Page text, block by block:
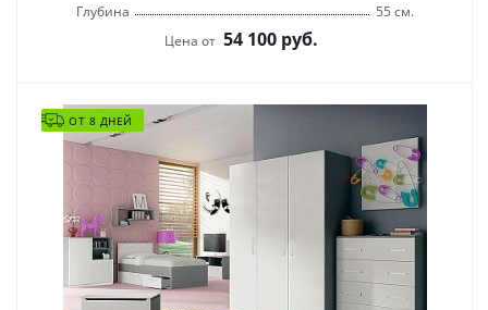
Глубина
55 см.
Цена от 54 100 руб.
ОТ 8 ДНЕЙ